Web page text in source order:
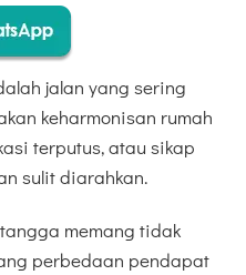
jalan yang sering
keharmonisan rumah
terputus, atau sikap
sulit diarahkan.
memang tidak
perbedaan pendapat